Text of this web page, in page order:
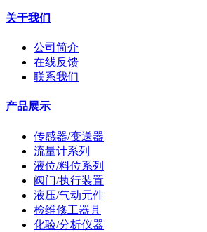
关于我们
公司简介
在线反馈
联系我们
产品展示
传感器/变送器
流量计系列
液位/料位系列
阀门/执行装置
液压/气动元件
检维修工器具
化验/分析仪器